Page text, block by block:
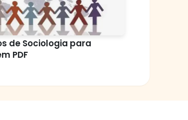
de Sociologia para
PDF